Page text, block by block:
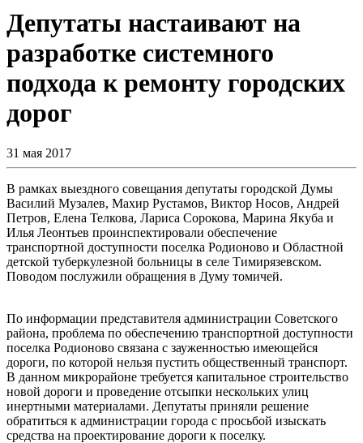
Депутаты настаивают на
разработке системного
подхода к ремонту городских
дорог
31 мая 2017
В рамках выездного совещания депутаты городской Думы
Василий Музалев, Махир Рустамов, Виктор Носов, Андрей
Петров, Елена Телкова, Лариса Сорокова, Марина Якуба и
Илья Леонтьев проинспектировали обеспечение
транспортной доступности поселка Родионово и Областной
детской туберкулезной больницы в селе Тимирязевском.
Поводом послужили обращения в Думу томичей.
По информации представителя администрации Советского
района, проблема по обеспечению транспортной доступности
поселка Родионово связана с зауженностью имеющейся
дороги, по которой нельзя пустить общественный транспорт.
В данном микрорайоне требуется капитальное строительство
новой дороги и проведение отсыпки нескольких улиц
инертными материалами. Депутаты приняли решение
обратиться к администрации города с просьбой изыскать
средства на проектирование дороги к поселку.